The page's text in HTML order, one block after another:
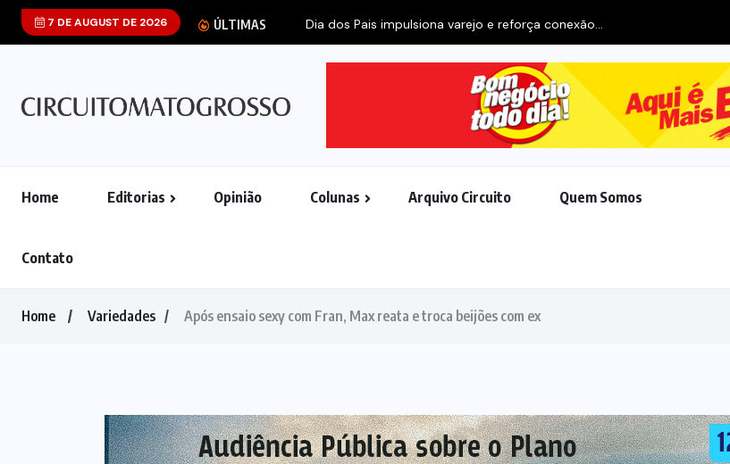
7 DE AUGUST DE 2026 ÚLTIMAS Dia dos Pais impulsiona varejo e reforça conexão...
Home Editorias Opinião Colunas Arquivo Circuito Quem Somos
Contato
Home Variedades Após ensaio sexy com Fran, Max reata e troca beijões com ex